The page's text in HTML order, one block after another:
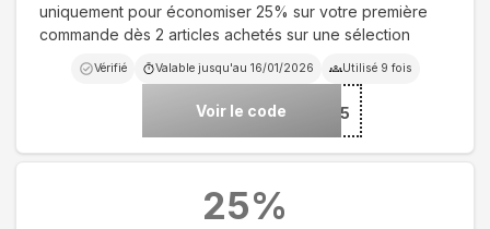
uniquement pour économiser 25% sur votre première
commande dès 2 articles achetés sur une sélection
Vérifié Valable jusqu'au 16/01/2026 Utilisé 9 fois
Voir le code ***L25
25%